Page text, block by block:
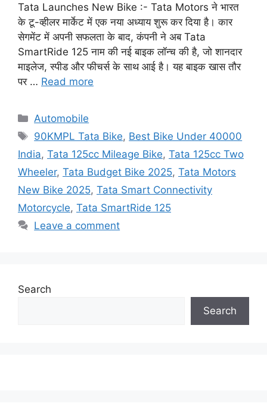
Tata Launches New Bike :- Tata Motors ने भारत
के टू-व्हीलर मार्केट में एक नया अध्याय शुरू कर दिया है। कार
सेगमेंट में अपनी सफलता के बाद, कंपनी ने अब Tata
SmartRide 125 नाम की नई बाइक लॉन्च की है, जो शानदार
माइलेज, स्पीड और फीचर्स के साथ आई है। यह बाइक खास तौर
पर … Read more
Categories
Automobile
Tags
90KMPL Tata Bike, Best Bike Under 40000
India, Tata 125cc Mileage Bike, Tata 125cc Two
Wheeler, Tata Budget Bike 2025, Tata Motors
New Bike 2025, Tata Smart Connectivity
Motorcycle, Tata SmartRide 125
Leave a comment
Search
Search